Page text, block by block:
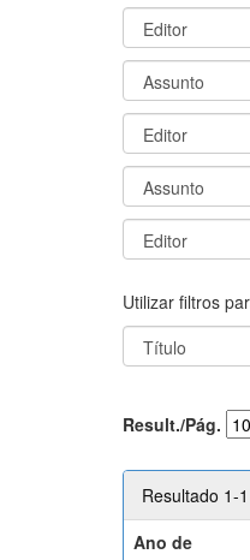
Utilizar filtros
Result./Pág.
Resultado 1-
Ano de